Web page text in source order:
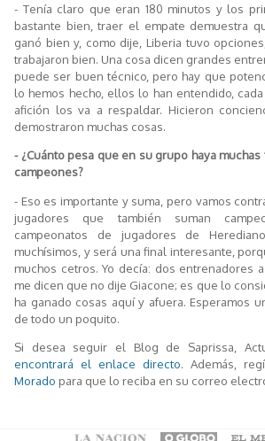
- Tenía claro que eran 180 minutos y los
bastante bien, traer el empate demuestra
ganó bien y, como dije, Liberia tuvo
trabajaron bien. Una cosa dicen grandes
puede ser buen técnico, pero hay que
lo hemos hecho, ellos lo han entendido,
afición los va a respaldar. Hicieron
demostraron muchas cosas.
- ¿Cuánto pesa que en su grupo haya
campeones?
- Eso es importante y suma, pero vamos
jugadores que también suman
campeonatos de jugadores de
muchísimos, y será una final interesante,
muchos cetros. Yo decía: dos entrenadores
me dicen que no dije Giacone; es que lo
ha ganado cosas aquí y afuera. Esperamos
de todo un poquito.
Si desea seguir el Blog de Saprissa,
encontrará el enlace directo. Además,
Morado para que lo reciba en su correo